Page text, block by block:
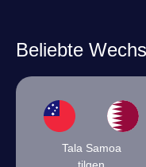
Beliebte
Tala Samoa